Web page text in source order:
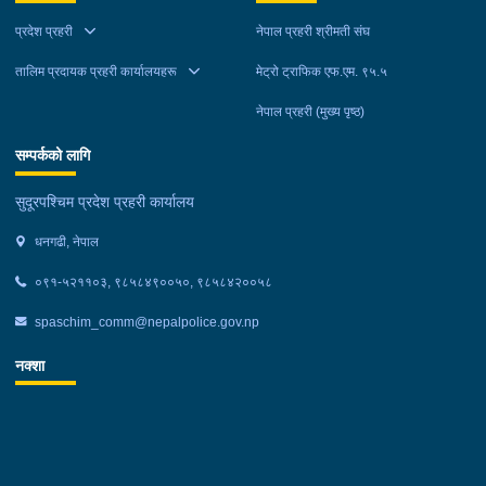
प्रदेश प्रहरी
तालिम प्रदायक प्रहरी कार्यालयहरू
नेपाल प्रहरी श्रीमती संघ
मेट्रो ट्राफिक एफ.एम. ९५.५
नेपाल प्रहरी (मुख्य पृष्ठ)
सम्पर्कको लागि
सुदूरपश्चिम प्रदेश प्रहरी कार्यालय
धनगढी, नेपाल
०९१-५२११०३, ९८५८४९००५०, ९८५८४२००५८
spaschim_comm@nepalpolice.gov.np
नक्शा